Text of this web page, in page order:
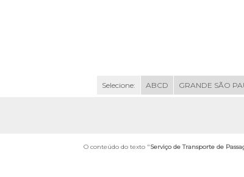
Selecione: ABCD GRANDE SÃO
O conteúdo do texto "Serviço de Transporte de